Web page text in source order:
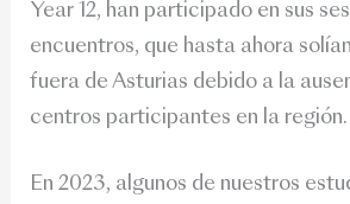
Year 12, han participado en sus
encuentros, que hasta ahora
fuera de Asturias debido a la
centros participantes en la región.
En 2023, algunos de nuestros